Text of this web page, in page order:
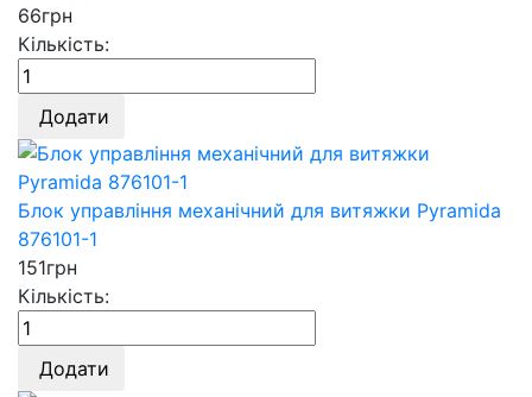
66грн
Кількість:
Додати
Блок управління механічний для витяжки Pyramida
876101-1
151грн
Кількість:
Додати